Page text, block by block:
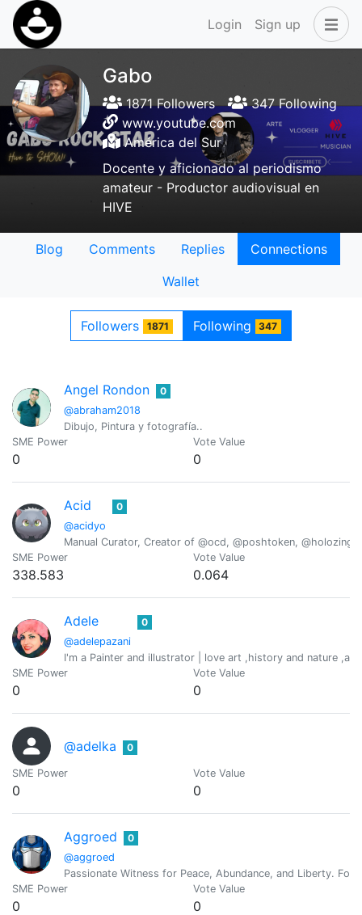
Login Sign up
Gabo
1871 Followers
347 Following
www.youtube.com
América del Sur
Docente y aficionado al periodismo
amateur - Productor audiovisual en
HIVE
Blog Comments Replies
Connections
Wallet
Followers 1871 Following 347
Angel Rondon
@abraham2018
0
Dibujo, Pintura y fotografía..
SME Power
0
Vote Value
0
Acid
@acidyo
0
Manual Curator, Creator of @ocd, @poshtoken,
SME Power
338.583
Vote Value
0.064
Adele
@adelepazani
0
I'm a Painter and illustrator | love art ,history and nature
SME Power
0
Vote Value
0
@adelka 0
SME Power
0
Vote Value
0
Aggroed
@aggroed
0
Passionate Witness for Peace, Abundance, and Liberty.
SME Power
0
Vote Value
0